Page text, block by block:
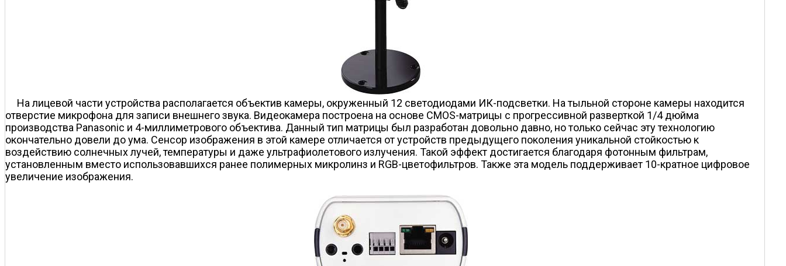
На лицевой части устройства располагается объектив камеры, окруженный 12 светодиодами ИК-подсветки. На тыльной стороне камеры находится
отверстие микрофона для записи внешнего звука. Видеокамера построена на основе CMOS-матрицы с прогрессивной разверткой 1/4 дюйма
производства Panasonic и 4-миллиметрового объектива. Данный тип матрицы был разработан довольно давно, но только сейчас эту технологию
окончательно довели до ума. Сенсор изображения в этой камере отличается от устройств предыдущего поколения уникальной стойкостью к
воздействию солнечных лучей, температуры и даже ультрафиолетового излучения. Такой эффект достигается благодаря фотонным фильтрам,
установленным вместо использовавшихся ранее полимерных микролинз и RGB-цветофильтров. Также эта модель поддерживает 10-кратное цифровое
увеличение изображения.